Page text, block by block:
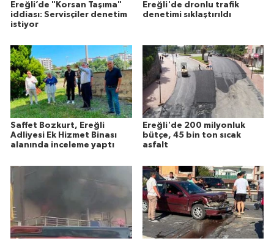
Ereğli’de "Korsan Taşıma"
iddiası: Servisçiler denetim
istiyor
Ereğli'de dronlu trafik
denetimi sıklaştırıldı
Saffet Bozkurt, Ereğli
Adliyesi Ek Hizmet Binası
alanında inceleme yaptı
Ereğli'de 200 milyonluk
bütçe, 45 bin ton sıcak
asfalt